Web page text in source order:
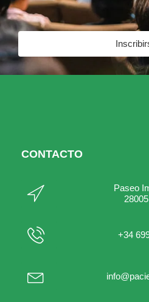
CONTACTO
Paseo
+34